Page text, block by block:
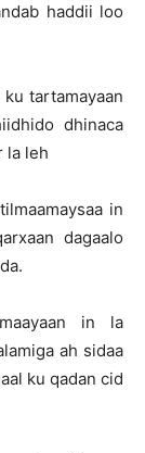
haddii loo
tartamayaan
dhinaca
la leh
in
dagaalo
in la
ah sidaa
ku qadan cid